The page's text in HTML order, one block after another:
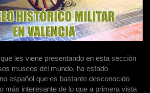
les viene presentando en esta sección
museos del mundo, ha estado
español que es bastante desconocido
más interesante de lo que a primera vista